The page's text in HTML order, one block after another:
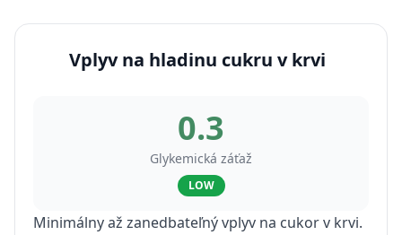
Vplyv na hladinu cukru v krvi
0.3
Glykemická záťaž
LOW
Minimálny až zanedbateľný vplyv na cukor v krvi.